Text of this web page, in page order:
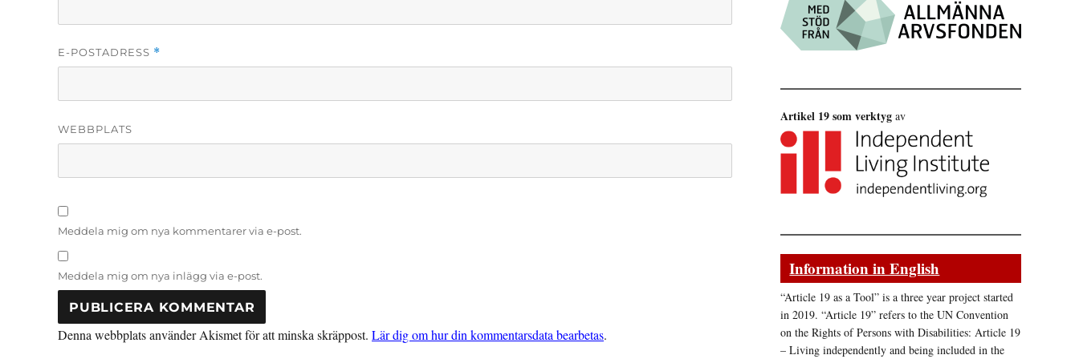
E-POSTADRESS *
WEBBPLATS
Meddela mig om nya kommentarer via e-post.
Meddela mig om nya inlägg via e-post.
Denna webbplats använder Akismet för att minska skräppost. Lär dig om hur din kommentarsdata bearbetas.
Artikel 19 som verktyg av
Information in English
“Article 19 as a Tool” is a three year project started
in 2019. “Article 19” refers to the UN Convention
on the Rights of Persons with Disabilities: Article 19
– Living independently and being included in the